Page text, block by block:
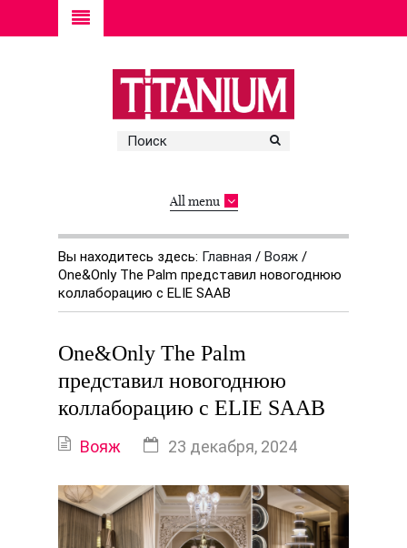
All menu
Вы находитесь здесь: Главная / Вояж /
One&Only The Palm представил новогоднюю
коллаборацию с ELIE SAAB
One&Only The Palm
представил новогоднюю
коллаборацию с ELIE SAAB
Вояж 23 декабря, 2024